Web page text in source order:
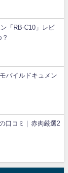
「RB-C10」レビ
バイルドキュメン
口コミ｜赤肉厳選2